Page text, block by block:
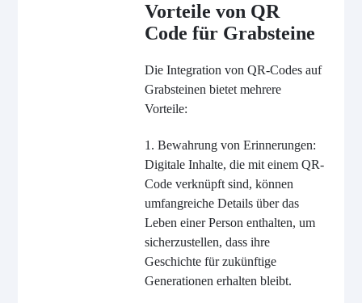
Vorteile von QR
Code für Grabsteine
Die Integration von QR-Codes auf
Grabsteinen bietet mehrere
Vorteile:
1. Bewahrung von Erinnerungen:
Digitale Inhalte, die mit einem QR-
Code verknüpft sind, können
umfangreiche Details über das
Leben einer Person enthalten, um
sicherzustellen, dass ihre
Geschichte für zukünftige
Generationen erhalten bleibt.